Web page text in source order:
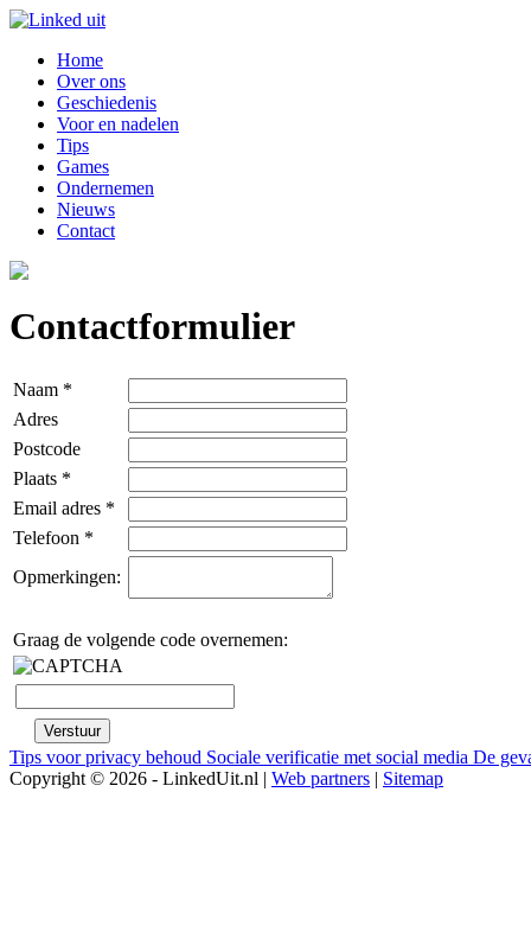
Home
Over ons
Geschiedenis
Voor en nadelen
Tips
Games
Ondernemen
Nieuws
Contact
Contactformulier
Naam *
Adres
Postcode
Plaats *
Email adres *
Telefoon *
Opmerkingen:
Graag de volgende code overnemen:
Tips voor privacy behoud Sociale verificatie met social media De
Copyright © 2026 - LinkedUit.nl | Web partners | Sitemap